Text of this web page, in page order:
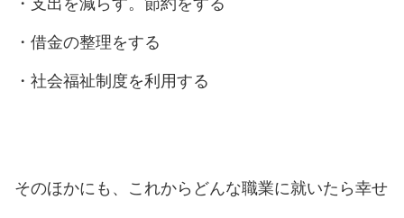
・支出を減らす。節約をする
・借金の整理をする
・社会福祉制度を利用する
そのほかにも、これからどんな職業に就いたら幸せ